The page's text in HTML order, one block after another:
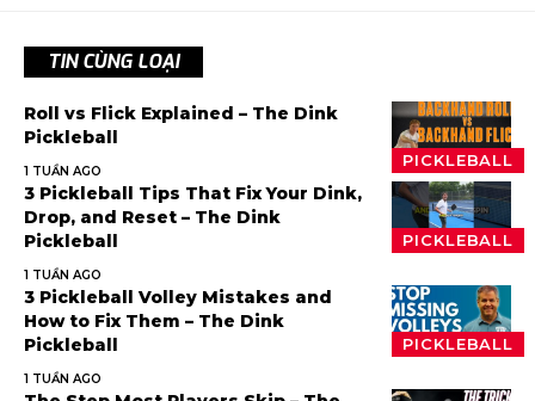
TIN CÙNG LOẠI
PICKLEBALL
Roll vs Flick Explained – The Dink
Pickleball
1 TUẦN AGO
PICKLEBALL
3 Pickleball Tips That Fix Your Dink,
Drop, and Reset – The Dink
Pickleball
1 TUẦN AGO
PICKLEBALL
3 Pickleball Volley Mistakes and
How to Fix Them – The Dink
Pickleball
1 TUẦN AGO